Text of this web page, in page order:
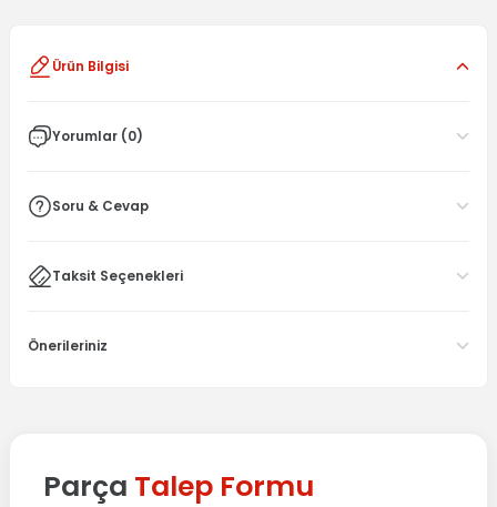
Ürün Bilgisi
Yorumlar (0)
Soru & Cevap
Taksit Seçenekleri
Önerileriniz
Parça Talep Formu